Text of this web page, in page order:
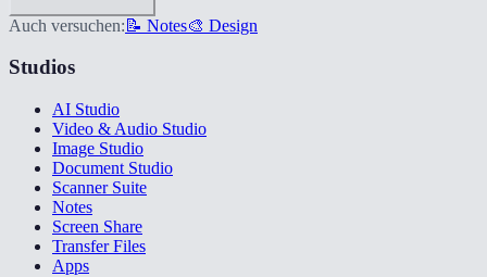
Auch versuchen: 📝 Notes🎨 Design
Studios
AI Studio
Video & Audio Studio
Image Studio
Document Studio
Scanner Suite
Notes
Screen Share
Transfer Files
Apps